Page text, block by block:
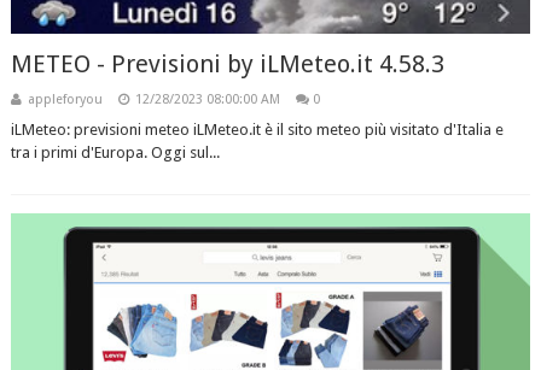
METEO - Previsioni by iLMeteo.it 4.58.3
appleforyou 12/28/2023 08:00:00 AM 0
iLMeteo: previsioni meteo iLMeteo.it è il sito meteo più visitato d'Italia e
tra i primi d'Europa. Oggi sul...